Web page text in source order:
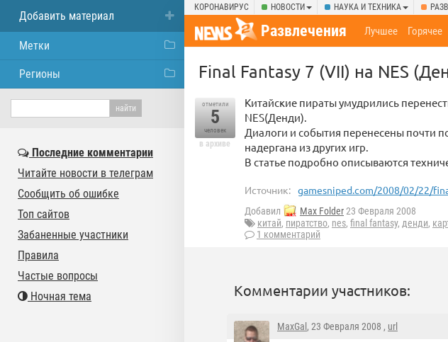
КОРОНАВИРУС НОВОСТИ НАУКА И ТЕХНИКА
Развлечения Лучшее Горячее
Final Fantasy 7 (VII) на NES
отметили
5
человек
в архиве
Китайские пираты умудрились
NES(Денди).
Диалоги и события перенесены почти
надергана из других игр.
В статье подробно описываются
Источник: gamesniped.com/2008/02/22/
Добавил Max Folder23 Февраля 2008
китай, пиратство, nes, final fantasy, денди,
1 комментарий
Комментарии участников:
MaxGal , 23 Февраля 2008 , url
Добавить материал
Метки
Регионы
Последние комментарии
Читайте новости в телеграм
Сообщить об ошибке
Топ сайтов
Забаненные участники
Правила
Частые вопросы
Ночная тема